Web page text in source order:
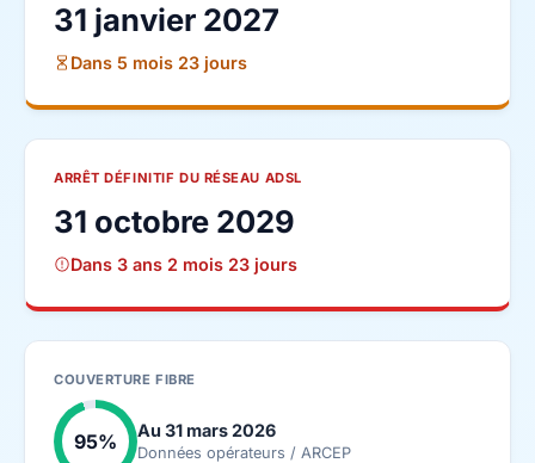
31 janvier 2027
Dans 5 mois 23 jours
ARRÊT DÉFINITIF DU RÉSEAU ADSL
31 octobre 2029
Dans 3 ans 2 mois 23 jours
COUVERTURE FIBRE
95% Au 31 mars 2026
Données opérateurs / ARCEP